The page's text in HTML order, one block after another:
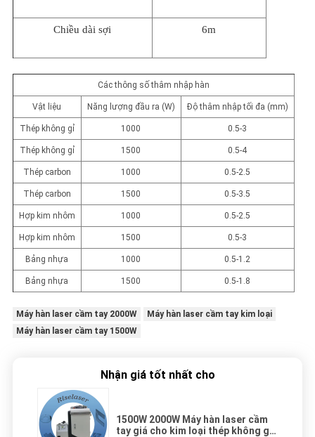
Chiều dài sợi 6m
Các thông số thâm nhập hàn
Vật liệu Năng lượng đầu ra (W) Độ thâm nhập tối đa (mm)
Thép không gỉ 1000 0.5-3
Thép không gỉ 1500 0.5-4
Thép carbon 1000 0.5-2.5
Thép carbon 1500 0.5-3.5
Hợp kim nhôm 1000 0.5-2.5
Hợp kim nhôm 1500 0.5-3
Bảng nhựa 1000 0.5-1.2
Bảng nhựa 1500 0.5-1.8
Máy hàn laser cầm tay 2000W
Máy hàn laser cầm tay kim loại
Máy hàn laser cầm tay 1500W
Nhận giá tốt nhất cho
1500W 2000W Máy hàn laser cầm
tay giá cho kim loại thép không gỉ